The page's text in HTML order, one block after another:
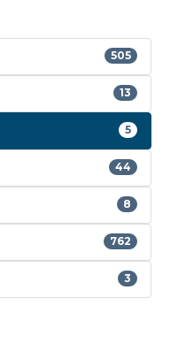
505
13
5
44
8
762
3